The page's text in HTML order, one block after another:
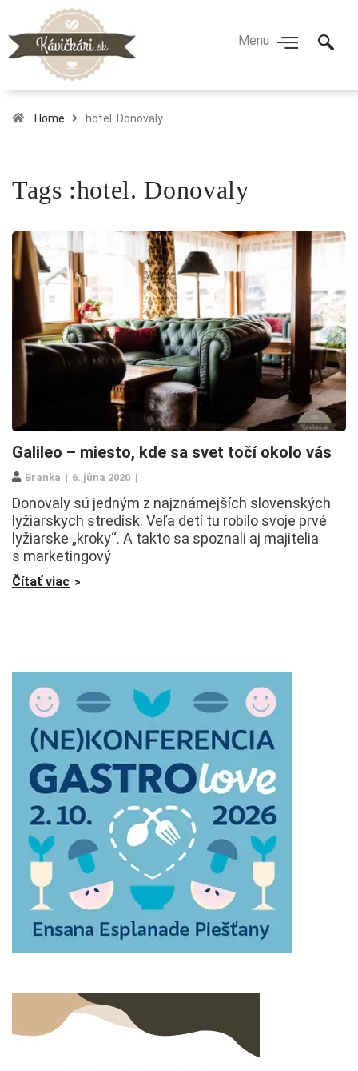
Home hotel. Donovaly
Tags :hotel. Donovaly
Galileo – miesto, kde sa svet točí okolo vás
Branka 6. júna 2020
Donovaly sú jedným z najznámejších slovenských
lyžiarskych stredísk. Veľa detí tu robilo svoje prvé
lyžiarske „kroky“. A takto sa spoznali aj majitelia
s marketingový
Čítať viac